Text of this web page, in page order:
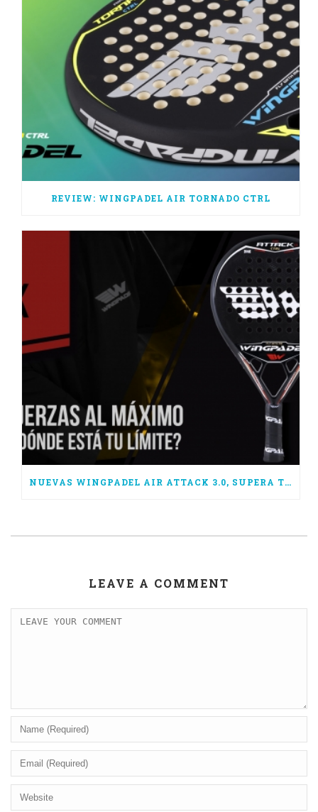
REVIEW: WINGPADEL AIR TORNADO CTRL
NUEVAS WINGPADEL AIR ATTACK 3.0, SUPERA TUS LÍMITES
LEAVE A COMMENT